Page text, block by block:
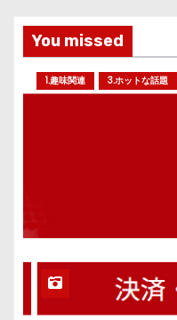
You missed
1.趣味関連 3.ホットな話題